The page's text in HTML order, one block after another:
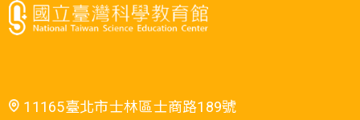
11165臺北市士林區士商路189號